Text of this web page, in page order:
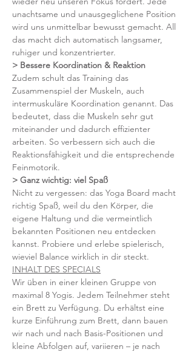
unachtsame und unausgeglichene Position
wird uns unmittelbar bewusst gemacht. All
das macht dich automatisch langsamer,
ruhiger und konzentrierter.
> Bessere Koordination & Reaktion
Zudem schult das Training das
Zusammenspiel der Muskeln, auch
intermuskuläre Koordination genannt. Das
bedeutet, dass die Muskeln sehr gut
miteinander und dadurch effizienter
arbeiten. So verbessern sich auch die
Reaktionsfähigkeit und die entsprechende
Feinmotorik.
> Ganz wichtig: viel Spaß
Nicht zu vergessen: das Yoga Board macht
richtig Spaß, weil du den Körper, die
eigene Haltung und die vermeintlich
bekannten Positionen neu entdecken
kannst. Probiere und erlebe spielerisch,
wieviel Balance wirklich in dir steckt.
INHALT DES SPECIALS
Wir üben in einer kleinen Gruppe von
maximal 8 Yogis. Jedem Teilnehmer steht
ein Brett zu Verfügung. Du erhältst eine
kurze Einführung zum Brett, dann bauen
wir nach und nach Basis-Positionen und
kleine Abfolgen auf, variieren – je nach